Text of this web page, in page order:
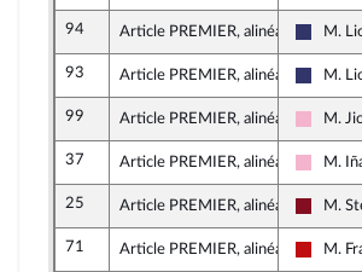
94 Article PREMIER, alinéa 5 M.
93 Article PREMIER, alinéa 5 M.
99 Article PREMIER, alinéa 5 M.
37 Article PREMIER, alinéa 6 M.
25 Article PREMIER, alinéa 6 M.
71 Article PREMIER, alinéa 6
La
M.